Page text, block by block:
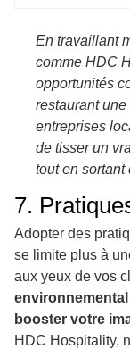
En travaillant
comme HDC
opportunités
restaurant
entreprises
de tisser un
tout en sortant
7.
Adopter des
se limite plus à
aux yeux de vos
booster votre
HDC Hospitality,